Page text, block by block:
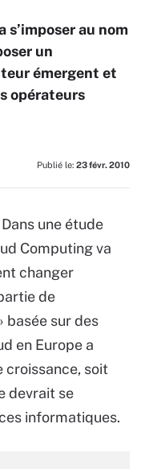
s’imposer au nom
un
émergent et
opérateurs
Publié le: 23 févr. 2010
une étude
Computing va
changer
de
basée sur des
en Europe a
croissance, soit
devrait se
informatiques.